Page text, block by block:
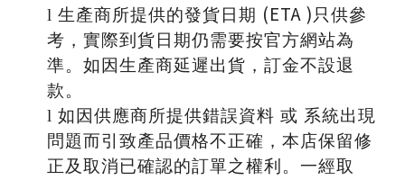
l 生產商所提供的發貨日期 (ETA )只供參
考，實際到貨日期仍需要按官方網站為
準。 如因生產商延遲出貨，訂金不設退
款。
l 如因供應商所提供錯誤資料 或 系統出現
問題而引致產品價格不正確， 本店保留修
正及取消已確認的訂單之權利。一經取